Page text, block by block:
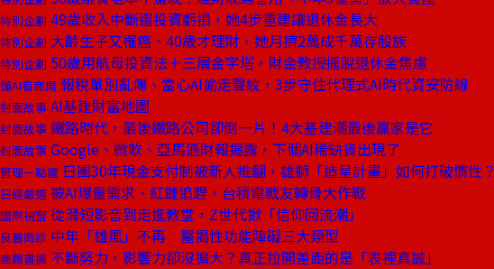
特別企劃 49歲收入中斷還投資虧損，她4步重建讓退休金長大
特別企劃 大齡生子又罹癌、40歲才理財，她月擠2萬成千萬存股族
特別企劃 50歲用航母投資法＋三層金字塔，財金教授擺脫退休金焦慮
懂AI看商周 報稅單別亂傳、當心AI偷走聲紋，3步守住代理式AI時代資安防線
封面故事 AI基建財富地圖
封面故事 鐵路時代，最後鐵路公司卻倒一片！4大基建潮最後贏家是它
封面故事 Google、微軟、亞馬遜財報揭露，下個AI稀缺貨出現了
管理一點靈 日團30年現金支付制被新人推翻，雄獅「造星計畫」如何打破慣性？
日經嚴選 被AI爆量需求、紅鏈追趕，台積電戰友轉骨大作戰
國際視窗 從滑短影音到走進教堂，Z世代掀「信仰回流潮」
良醫問診 中年「雄風」不再 醫揭性功能障礙三大類型
商周書摘 不斷努力，影響力卻沒擴大？真正拉開差距的是「表裡真誠」